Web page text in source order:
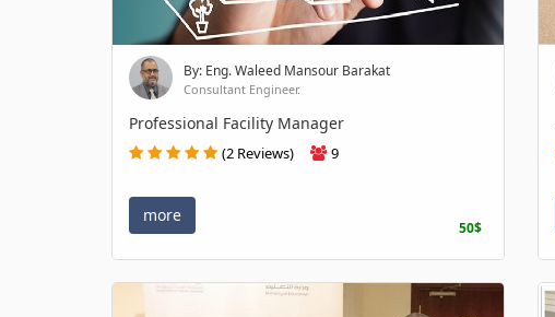
By: Eng. Waleed Mansour Barakat
Consultant Engineer.
Professional Facility Manager
(2 Reviews) 9
more
50$